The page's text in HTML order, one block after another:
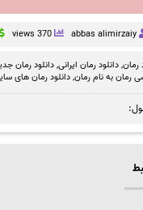
abbas alimirzaiy
370 views
رمان,دانلود رمان ایرانی,دانلود رمان
رمان به نام رمان,دانلود رمان های